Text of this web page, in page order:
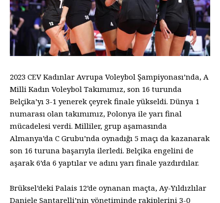
2023 CEV Kadınlar Avrupa Voleybol Şampiyonası’nda, A
Milli Kadın Voleybol Takımımız, son 16 turunda
Belçika’yı 3-1 yenerek çeyrek finale yükseldi. Dünya 1
numarası olan takımımız, Polonya ile yarı final
mücadelesi verdi. Milliler, grup aşamasında
Almanya’da C Grubu’nda oynadığı 5 maçı da kazanarak
son 16 turuna başarıyla ilerledi. Belçika engelini de
aşarak 6’da 6 yaptılar ve adını yarı finale yazdırdılar.
Brüksel’deki Palais 12’de oynanan maçta, Ay-Yıldızlılar
Daniele Santarelli’nin yönetiminde rakiplerini 3-0